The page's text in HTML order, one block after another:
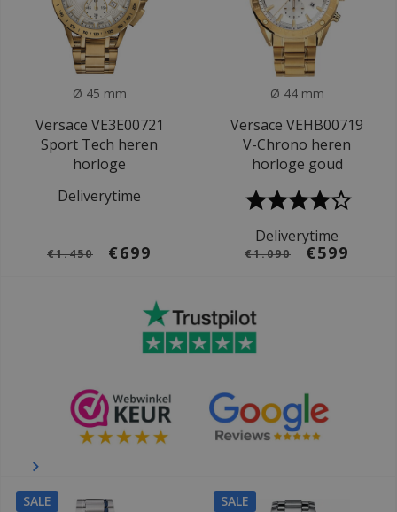
Ø 45 mm
Versace VE3E00721
Sport Tech heren
horloge
Deliverytime
€1.450 €699
Ø 44 mm
Versace VEHB00719
V-Chrono heren
horloge goud
Deliverytime
€1.090 €599
SALE SALE